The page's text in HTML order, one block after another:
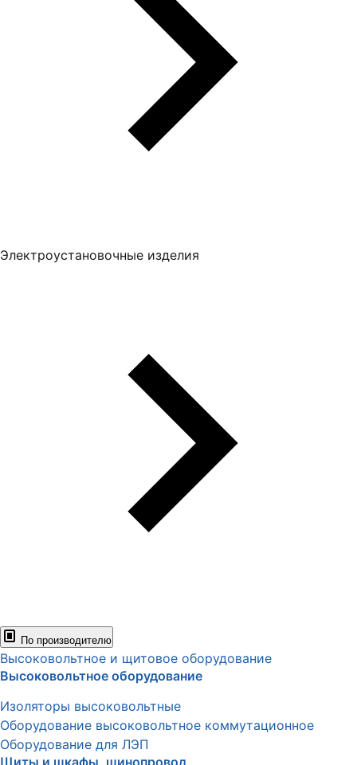
Электроустановочные изделия
По производителю
Высоковольтное и щитовое оборудование
Высоковольтное оборудование
Изоляторы высоковольтные
Оборудование высоковольтное коммутационное
Оборудование для ЛЭП
Щиты и шкафы, шинопровод